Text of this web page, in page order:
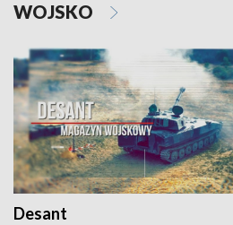
WOJSKO
Desant